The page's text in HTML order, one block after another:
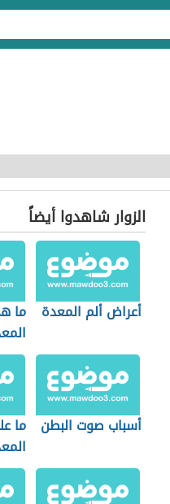
الزوار شاهدوا أيضاً
أعراض ألم المعدة
ما
أسباب صوت البطن
ما